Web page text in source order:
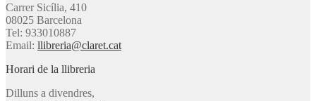
Carrer Sicília, 410
08025 Barcelona
Tel: 933010887
Email: llibreria@claret.cat
Horari de la llibreria
Dilluns a divendres,